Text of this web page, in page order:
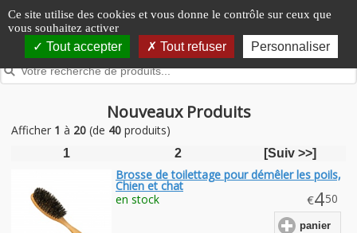
Panneau de gestion des cookies
Ce site utilise des cookies et vous donne le contrôle sur ceux que
vous souhaitez activer
Tout accepter Tout refuser Personnaliser
Nouveaux Produits
Afficher 1 à 20 (de 40 produits)
1 2 [Suiv >>]
Brosse de toilettage pour démêler les poils,
Chien et chat
€4.50
en stock
panier